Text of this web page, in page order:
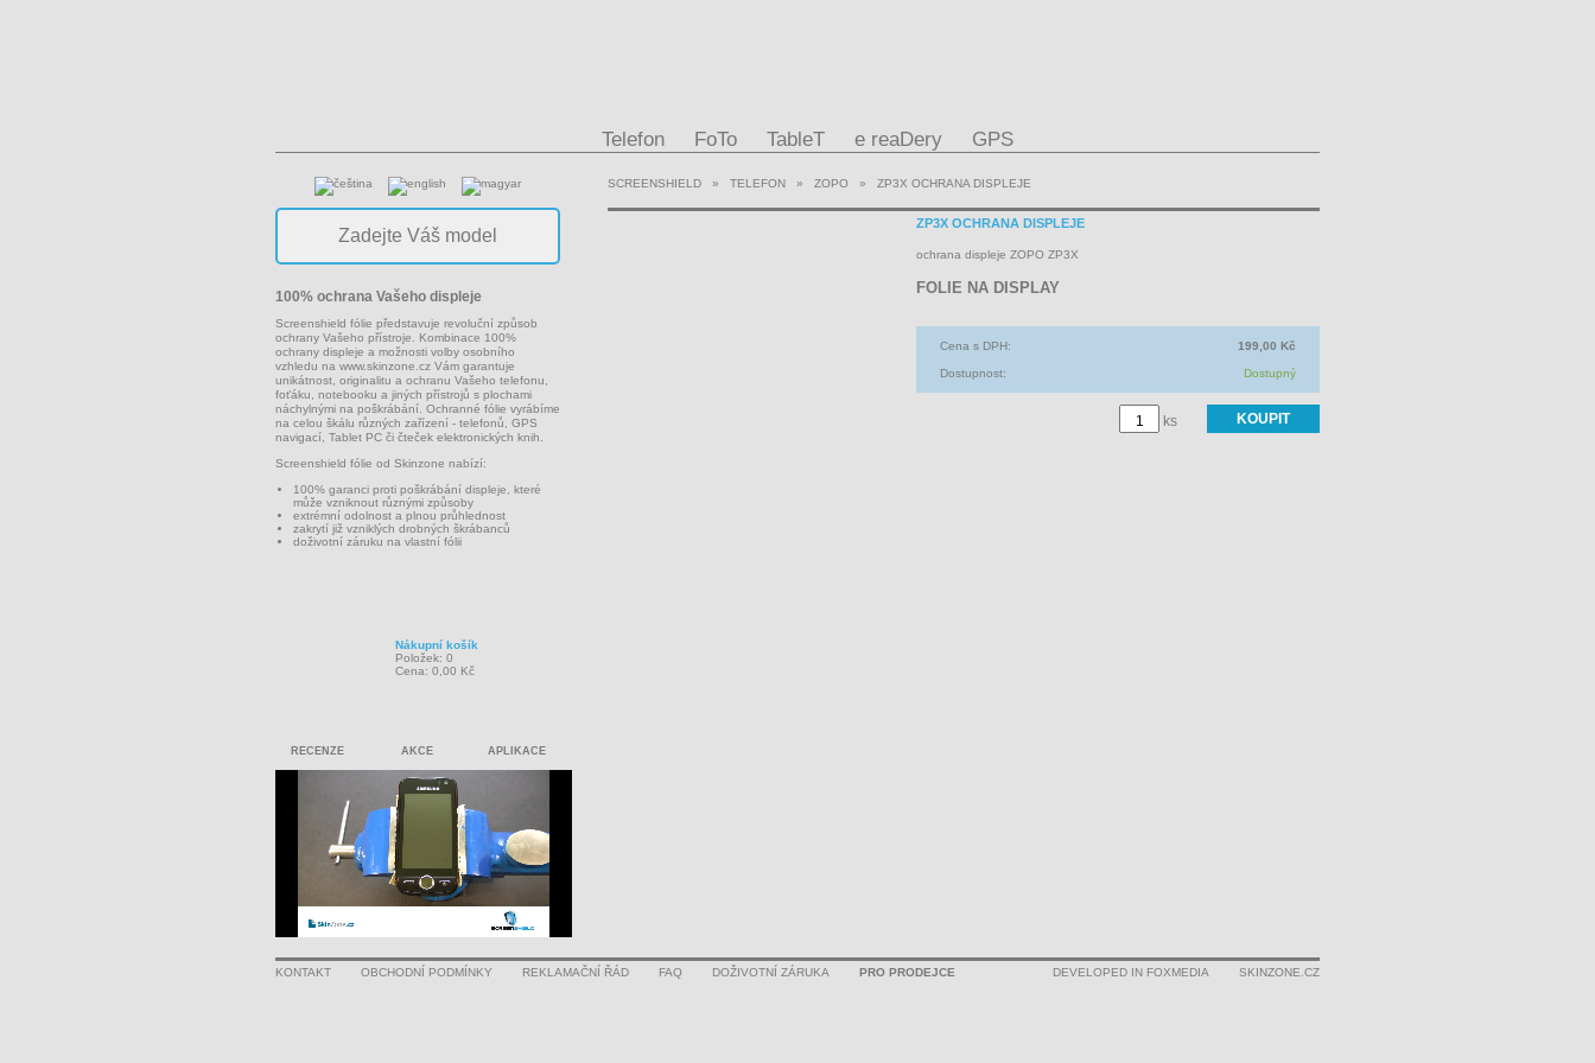
Telefon FoTo TableT e reaDery GPS
100% ochrana Vašeho displeje
Screenshield fólie představuje revoluční způsob
ochrany Vašeho přístroje. Kombinace 100%
ochrany displeje a možnosti volby osobního
vzhledu na www.skinzone.cz Vám garantuje
unikátnost, originalitu a ochranu Vašeho telefonu,
foťáku, notebooku a jiných přístrojů s plochami
náchylnými na poškrábání. Ochranné fólie vyrábíme
na celou škálu různých zařízení - telefonů, GPS
navigací, Tablet PC či čteček elektronických knih.
Screenshield fólie od Skinzone nabízí:
100% garanci proti poškrábání displeje, které
může vzniknout různými způsoby
extrémní odolnost a plnou průhlednost
zakrytí již vzniklých drobných škrábanců
doživotní záruku na vlastní fólii
Nákupní košík
Položek: 0
Cena: 0,00 Kč
RECENZE AKCE APLIKACE
SCREENSHIELD » TELEFON » ZOPO » ZP3X OCHRANA DISPLEJE
ZP3X OCHRANA DISPLEJE
ochrana displeje ZOPO ZP3X
FOLIE NA DISPLAY
Cena s DPH: 199,00 Kč
Dostupnost: Dostupný
ks
KONTAKT OBCHODNÍ PODMÍNKY REKLAMAČNÍ ŘÁD FAQ DOŽIVOTNÍ ZÁRUKA PRO PRODEJCE SKINZONE.CZ
DEVELOPED IN FOXMEDIA